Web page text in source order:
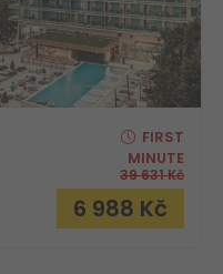
FIRST
MINUTE
39 631Kč
6 988 Kč